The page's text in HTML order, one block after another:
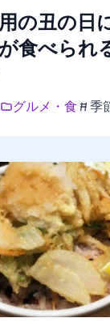
の丑の日
食べられ
グルメ・食 季